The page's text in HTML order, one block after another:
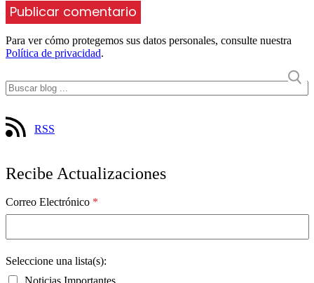
Para ver cómo protegemos sus datos personales, consulte nuestra
Política de privacidad.
RSS
Recibe Actualizaciones
Correo Electrónico *
Seleccione una lista(s):
Noticias Importantes